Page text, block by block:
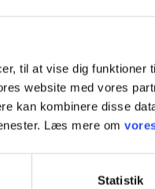
til at vise dig funktioner
website med vores
kan kombinere disse
Læs mere om
Statistik